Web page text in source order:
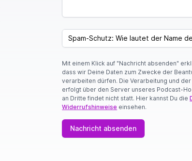
SPAM CAPTCHA
Mit einem Klick auf "Nachricht absenden"
dass wir Deine Daten zum Zwecke der
verarbeiten dürfen. Die Verarbeitung und
erfolgt über den Server unseres Podcast-
an Dritte findet nicht statt. Hier kannst Du die
Widerrufshinweise einsehen.
Nachricht absenden